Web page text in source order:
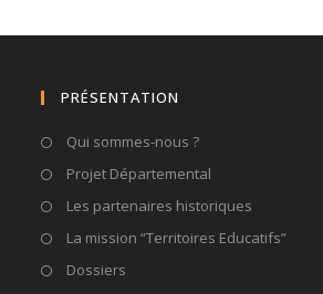
PRÉSENTATION
Qui sommes-nous ?
Projet Départemental
Les partenaires historiques
La mission “Territoires Educatifs”
Dossiers